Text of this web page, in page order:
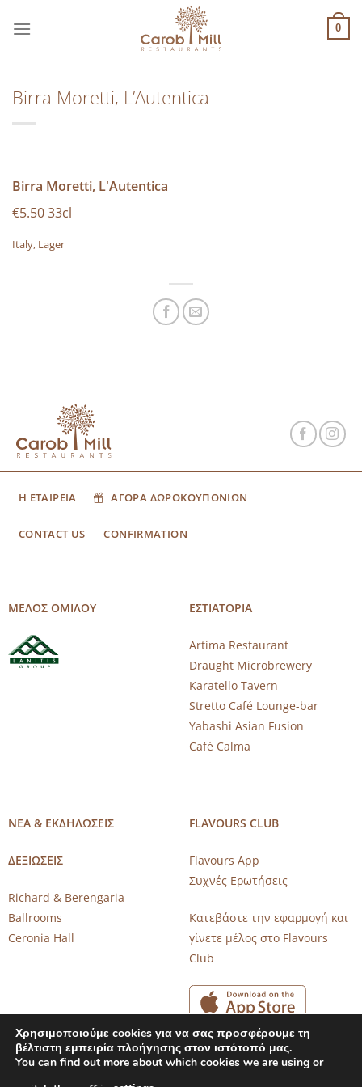
στο
0
Birra Moretti, L’Autentica
Birra Moretti, L'Autentica
€5.50 33cl
Italy, Lager
Η ΕΤΑΙΡΕΙΑ ΑΓΟΡΑ ΔΩΡΟΚΟΥΠΟΝΙΩΝ
CONTACT US CONFIRMATION
ΜΕΛΟΣ ΟΜΙΛΟΥ ΕΣΤΙΑΤΟΡΙΑ
Artima Restaurant
Draught Microbrewery
Karatello Tavern
Stretto Café Lounge-bar
Yabashi Asian Fusion
Café Calma
ΝΕΑ & ΕΚΔΗΛΩΣΕΙΣ
ΔΕΞΙΩΣΕΙΣ
Richard & Berengaria
Ballrooms
Ceronia Hall
FLAVOURS CLUB
Flavours App
Συχνές Ερωτήσεις
Κατεβάστε την εφαρμογή και
γίνετε μέλος στο Flavours
Club
Χρησιμοποιούμε cookies για να σας προσφέρουμε τη
βέλτιστη εμπειρία πλοήγησης στον ιστότοπό μας.
You can find out more about which cookies we are using or